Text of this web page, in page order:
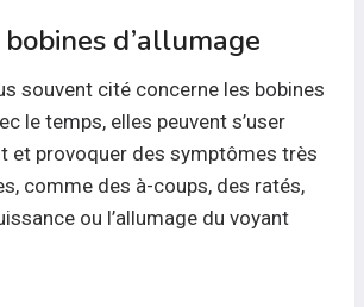
d’allumage
souvent cité concerne les bobines
le temps, elles peuvent s’user
et provoquer des symptômes très
comme des à-coups, des ratés,
ou l’allumage du voyant